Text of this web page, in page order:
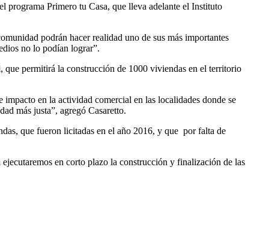
programa Primero tu Casa, que lleva adelante el Instituto
podrán hacer realidad uno de sus más importantes
no lo podían lograr”.
permitirá la construcción de 1000 viviendas en el territorio
en la actividad comercial en las localidades donde se
más justa”, agregó Casaretto.
que fueron licitadas en el año 2016, y que por falta de
en corto plazo la construcción y finalización de las